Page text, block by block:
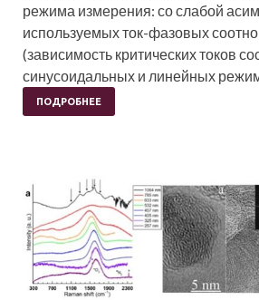
режима измерения: со слабой
используемых ток-фазовых
(зависимость критических токов
синусоидальных и линейных
ПОДРОБНЕЕ